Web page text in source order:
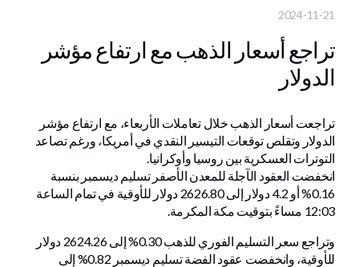
2024-11-21
تراجع أسعار الذهب مع ارتفاع مؤشر
الدولار
تراجعت أسعار الذهب خلال تعاملات الأربعاء، مع ارتفاع مؤشر
الدولار وتقلص توقعات التيسير النقدي في أمريكا، ورغم تصاعد
التوترات العسكرية بين روسيا وأوكرانيا.
انخفضت العقود الآجلة للمعدن الأصفر تسليم ديسمبر بنسبة
0.16% أو 4.2 دولار إلى 2626.80 دولار للأوقية في تمام الساعة
12:03 مساءً بتوقيت مكة المكرمة.
وتراجع سعر التسليم الفوري للذهب 0.30% إلى 2624.26 دولار
للأوقية، وانخفضت عقود الفضة تسليم ديسمبر 0.82% إلى